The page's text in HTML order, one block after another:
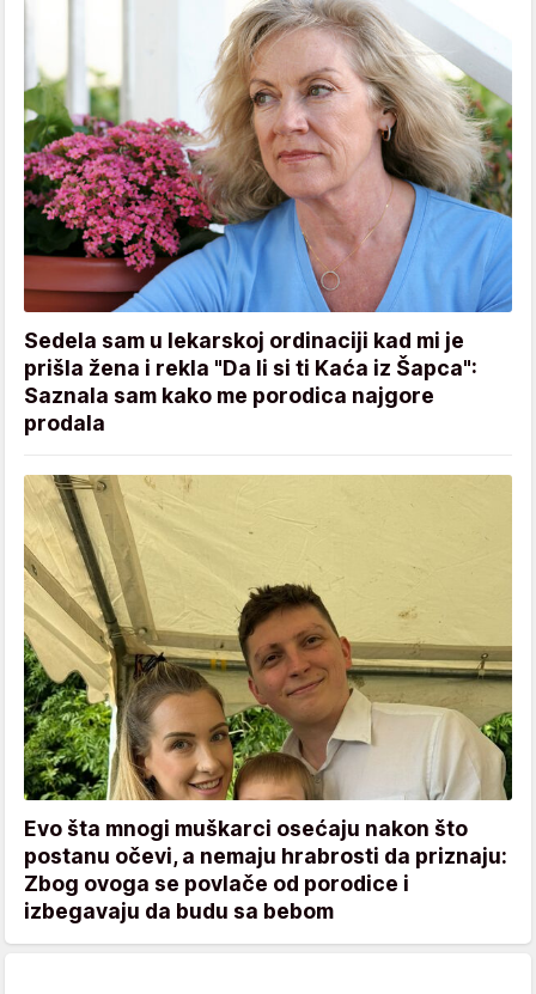
Sedela sam u lekarskoj ordinaciji kad mi je
prišla žena i rekla "Da li si ti Kaća iz Šapca":
Saznala sam kako me porodica najgore
prodala
Evo šta mnogi muškarci osećaju nakon što
postanu očevi, a nemaju hrabrosti da priznaju:
Zbog ovoga se povlače od porodice i
izbegavaju da budu sa bebom